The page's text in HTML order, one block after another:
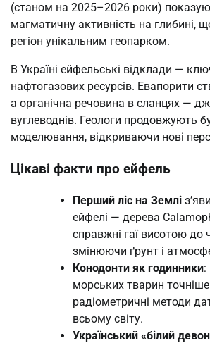
(станом на 2025–2026 роки)
магматичну активність на глибині,
регіон унікальним геопарком.
В Україні ейфельські відклади —
нафтогазових ресурсів. Евапорити
а органічна речовина в сланцях —
вуглеводнів. Геологи продовжують
моделювання, відкриваючи нові
Цікаві факти про ейфель
Перший ліс на Землі
ейфелі — дерева
справжні гаї висотою до
змінюючи ґрунт і
Конодонти як годинники:
морських тварин точніше
радіометричні методи
всьому світу.
Український «білий